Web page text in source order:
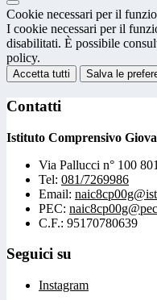
Cookie necessari per il
I cookie necessari per il
disabilitati. È possibile
policy.
Accetta tutti Salva le
Contatti
Istituto Comprensivo
Via Pallucci n° 100
Tel: 081/7269986
Email:
PEC:
C.F.: 95170780639
Seguici su
Instagram